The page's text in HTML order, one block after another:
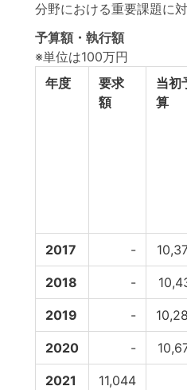
分野における重要課題に対
予算額・執行額
※単位は100万円
年度
要求
額
当初
算
2017 -
2018 -
2019 -
2020 -
2021 11,044